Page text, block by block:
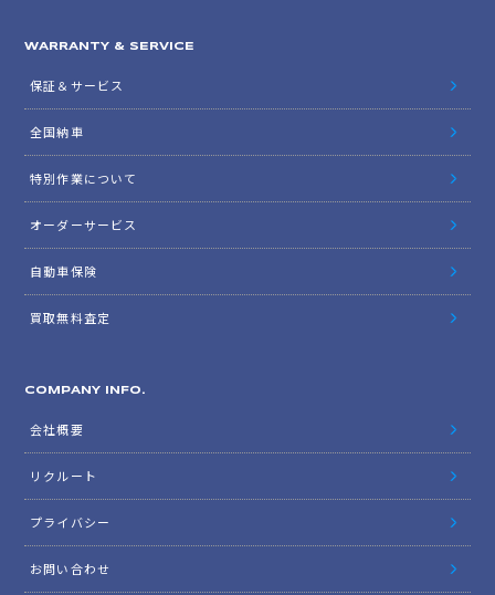
WARRANTY & SERVICE
保証＆サービス
全国納車
特別作業について
オーダーサービス
自動車保険
買取無料査定
COMPANY INFO.
会社概要
リクルート
プライバシー
お問い合わせ